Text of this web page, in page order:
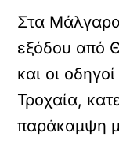
Στα
εξόδου από
και οι
Τροχαία,
παράκαμψη